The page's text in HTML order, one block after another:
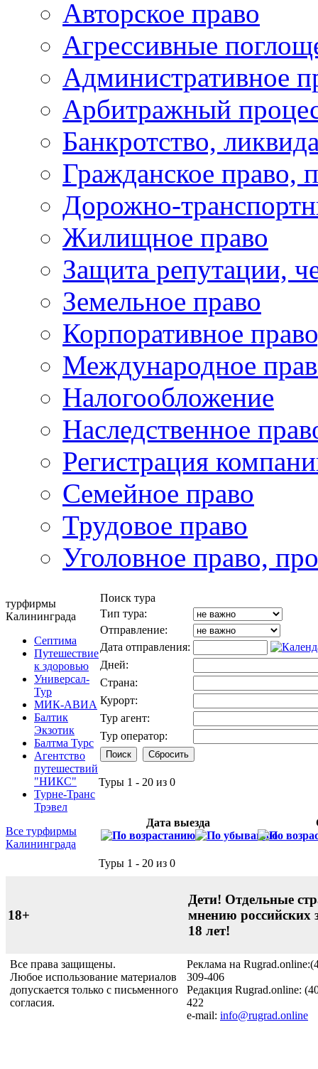
Авторское право
Агрессивные
Административное
Арбитражный
Банкротство,
Гражданское право,
Дорожно-
Жилищное право
Защита репутации,
Земельное право
Корпоративное
Международное
Налогообложение
Наследственное
Регистрация
Семейное право
Трудовое право
Уголовное право,
турфирмы
Калининграда
Септима
Путешествие
к здоровью
Универсал-
Тур
МИК-АВИА
Балтик
Экзотик
Балтма Турс
Агентство
путешествий
"НИКС"
Турне-Транс
Трэвел
Все турфирмы
Калининграда
Поиск тура
Тип тура:
Отправление:
Дата отправления:
Дней:
Страна:
Курорт:
Тур агент:
Тур оператор:
Туры 1 - 20 из 0
Дата выезда
Туры 1 - 20 из 0
18+
Дети! Отдельные
мнению российских
18 лет!
Все права защищены.
Любое использование материалов
допускается только с письменного
согласия.
Реклама на
309-406
Редакция Rugrad.online:
422
e-mail: info@rugrad.online